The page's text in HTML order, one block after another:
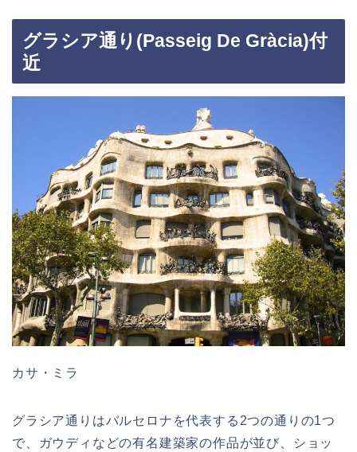
グラシア通り(Passeig De Gràcia)付
近
カサ・ミラ
グラシア通りはバルセロナを代表する2つの通りの1つ
で、ガウディなどの有名建築家の作品が並び、ショッ